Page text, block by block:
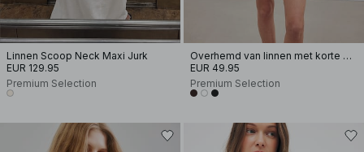
Linnen Scoop Neck Maxi Jurk
EUR 129.95
Premium Selection
Overhemd van linnen met korte mouwen
EUR 49.95
Premium Selection